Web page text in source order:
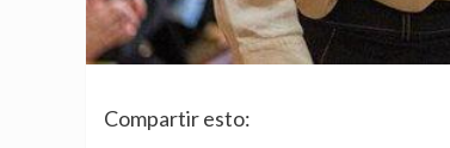
Compartir esto: